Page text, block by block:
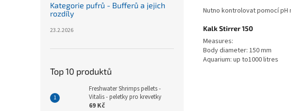
Kategorie pufrů - Bufferů a jejich
rozdíly
23.2.2026
Top 10 produktů
Freshwater Shrimps pellets -
Vitalis - peletky pro krevetky
69 Kč
Nutno kontrolovat pomocí pH
Kalk Stirrer 150
Measures:
Body diameter: 150 mm
Aquarium: up to1000 litres